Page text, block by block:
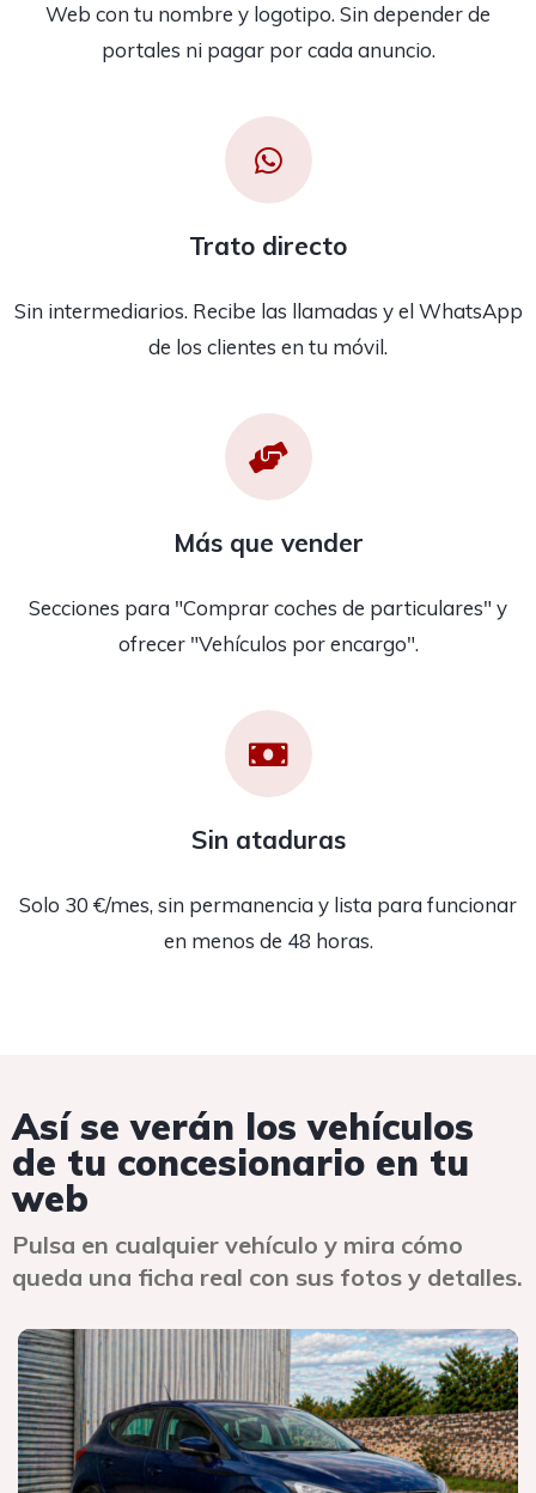
Web con tu nombre y logotipo. Sin depender de
portales ni pagar por cada anuncio.
Trato directo
Sin intermediarios. Recibe las llamadas y el WhatsApp
de los clientes en tu móvil.
Más que vender
Secciones para "Comprar coches de particulares" y
ofrecer "Vehículos por encargo".
Sin ataduras
Solo 30 €/mes, sin permanencia y lista para funcionar
en menos de 48 horas.
Así se verán los vehículos
de tu concesionario en tu
web
Pulsa en cualquier vehículo y mira cómo
queda una ficha real con sus fotos y detalles.